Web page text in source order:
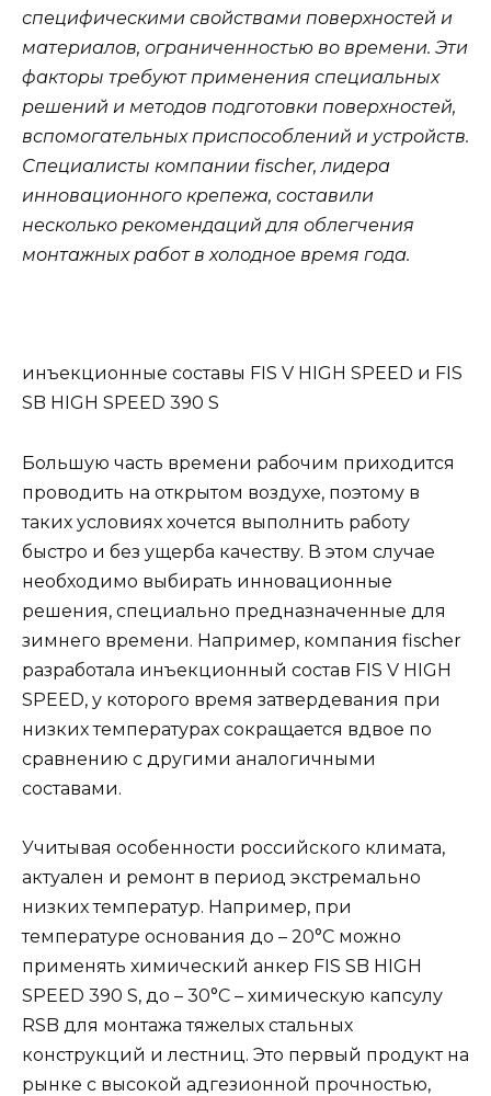
специфическими свойствами поверхностей и
материалов, ограниченностью во времени. Эти
факторы требуют применения специальных
решений и методов подготовки поверхностей,
вспомогательных приспособлений и устройств.
Специалисты компании fischer, лидера
инновационного крепежа, составили
несколько рекомендаций для облегчения
монтажных работ в холодное время года.
инъекционные составы FIS V HIGH SPEED и FIS
SB HIGH SPEED 390 S
Большую часть времени рабочим приходится
проводить на открытом воздухе, поэтому в
таких условиях хочется выполнить работу
быстро и без ущерба качеству. В этом случае
необходимо выбирать инновационные
решения, специально предназначенные для
зимнего времени. Например, компания fischer
разработала инъекционный состав FIS V HIGH
SPEED, у которого время затвердевания при
низких температурах сокращается вдвое по
сравнению с другими аналогичными
составами.
Учитывая особенности российского климата,
актуален и ремонт в период экстремально
низких температур. Например, при
температуре основания до – 20°C можно
применять химический анкер FIS SB HIGH
SPEED 390 S, до – 30°C – химическую капсулу
RSB для монтажа тяжелых стальных
конструкций и лестниц. Это первый продукт на
рынке с высокой адгезионной прочностью,